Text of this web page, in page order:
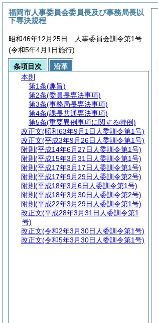
福岡市人事委員会委員長及び事務局長以
下専決規程
昭和46年12月25日 人事委員会訓令第1号
(令和5年4月1日施行)
条項目次
沿革
本則
第1条(趣旨)
第2条(委員長専決事項)
第3条(事務局長専決事項)
第4条(課長共通専決事項)
第5条(重要異例事項に関する特例)
改正文(昭和63年9月1日人委訓令第1号)
改正文(平成3年9月26日人委訓令第1号)
附則 (平成14年6月27日人委訓令第1号)
附則 (平成15年3月31日人委訓令第1号)
附則 (平成17年3月17日人委訓令第1号)
附則 (平成17年9月29日人委訓令第2号)
附則 (平成18年3月6日人委訓令第1号)
附則 (平成18年3月30日人委訓令第2号)
附則 (平成22年3月29日人委訓令第1号)
改正文(平成28年3月31日人委訓令第1
号)
改正文(令和2年3月30日人委訓令第1号)
改正文(令和5年3月30日人委訓令第1号)